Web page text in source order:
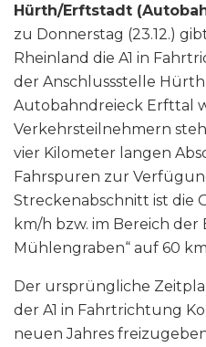
Hürth/Erftstadt
zu Donnerstag (23.12.)
Rheinland die A1 in
der Anschlussstelle
Autobahndreieck Erfttal
Verkehrsteilnehmern
vier Kilometer langen
Fahrspuren zur
Streckenabschnitt ist die
km/h bzw. im Bereich der
Mühlengraben“ auf 60
Der ursprüngliche
der A1 in Fahrtrichtung
neuen Jahres